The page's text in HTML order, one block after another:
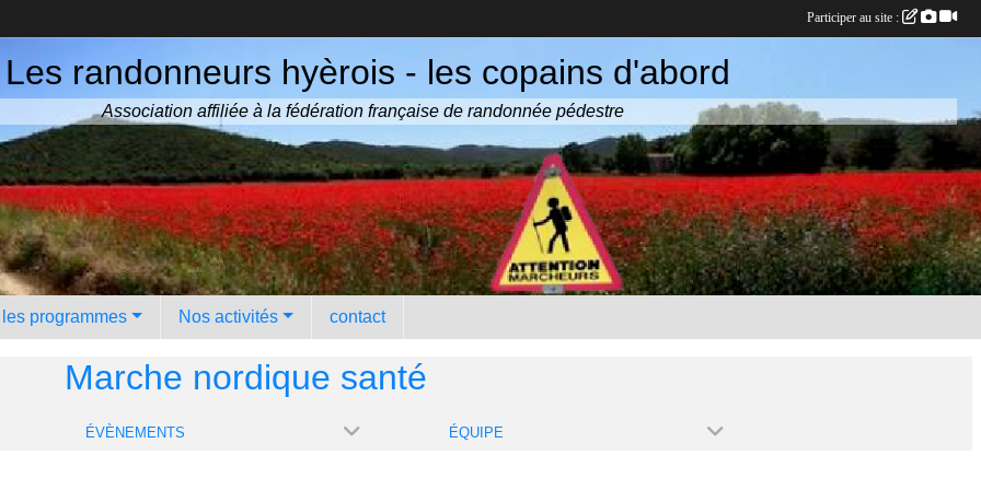
Les randonneurs hyèrois - les copains d'abord
Association affiliée à la fédération française de randonnée pédestre
programmes Nos activités contact
Marche nordique santé
ÉVÈNEMENTS ÉQUIPE
Participer au site :